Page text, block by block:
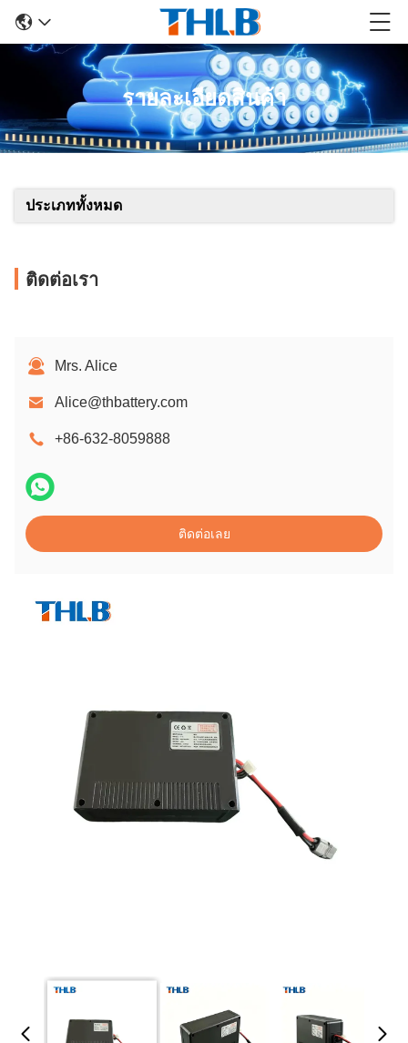
รายละเอียดสินค้า
ประเภททั้งหมด
ติดต่อเรา
Mrs. Alice
Alice@thbattery.com
+86-632-8059888
ติดต่อเลย